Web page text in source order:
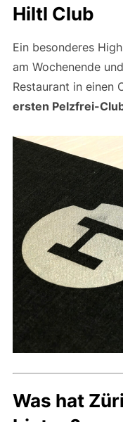
Hiltl Club
Ein besonderes
am Wochenende
Restaurant in einen
ersten Pelzfrei-
Was hat